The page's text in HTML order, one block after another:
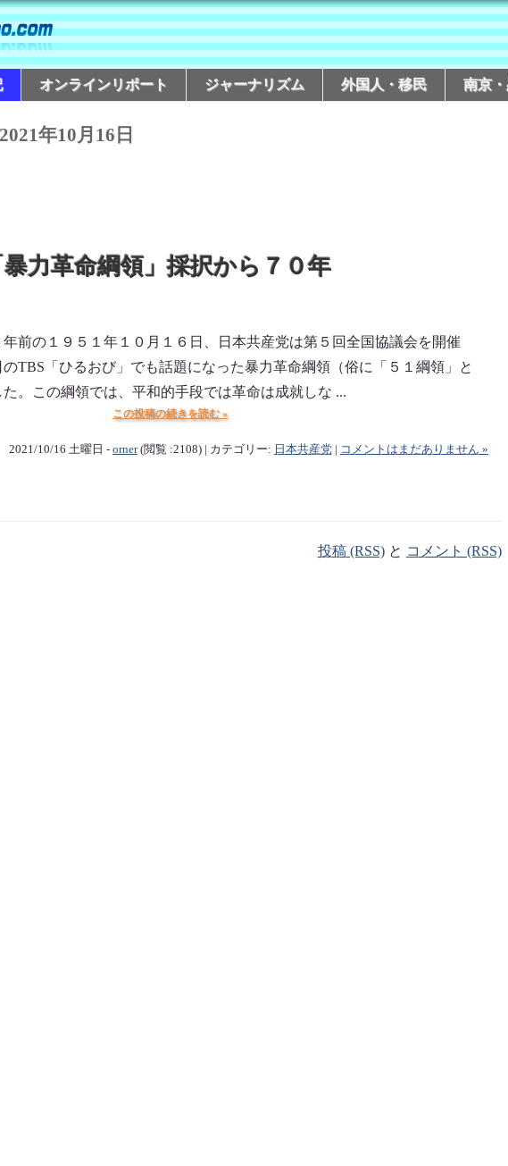
オンラインリポート ジャーナリズム 外国人・移民 南京
年10月16日
暴力革命綱領」採択から７０年
前の１９５１年１０月１６日、日本共産党は第５回全国協議会を開催
TBS「ひるおび」でも話題になった暴力革命綱領（俗に「５１綱領」と
。この綱領では、平和的手段では革命は成就しな ...
この投稿の続きを読む »
2021/10/16 土曜日 - orner(閲覧 :2108) | カテゴリー: 日本共産党| コメントはまだありません »
投稿 (RSS)と コメント (RSS)